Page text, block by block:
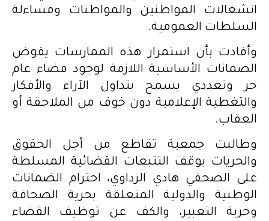
انشغالات المواطنين والمواطنات ومساءلة
السلطات العمومية.
وأفادت بأن استمرار هذه الممارسات يقوض
الضمانات الأساسية اللازمة لوجود فضاء عام
حر وتعددي يسمح بتداول الآراء والأفكار
والتغطية الإعلامية دون خوف من الملاحقة أو
العقاب.
وطالبت جمعية تقاطع من أجل الحقوق
والحريات بوقف التتبعات القضائية المسلطة
على الصحفي هادي الرداوي، احترام الضمانات
الوطنية والدولية المتعلقة بحرية الصحافة
وحرية التعبير، والكف عن توظيف القضاء